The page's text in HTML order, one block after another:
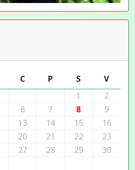
C P S
V
1
2
6 7 8
9
13 14 15
16
20 21 22
23
27 28 29
30